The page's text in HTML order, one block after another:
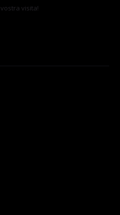
visita!